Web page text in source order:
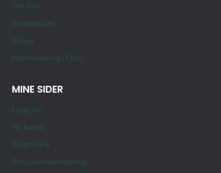
Om oss
Kundeklubb
Blogg
Hjemlevering i Oslo
MINE SIDER
Logg inn
Ny kunde
Salgsvilkår
Personvernerklæring